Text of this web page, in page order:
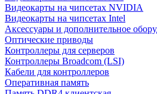
Видеокарты на чипсетах NVIDIA
Видеокарты на чипсетах Intel
Аксессуары и дополнительное
Оптические приводы
Контроллеры для серверов
Контроллеры Broadcom (LSI)
Кабели для контроллеров
Оперативная память